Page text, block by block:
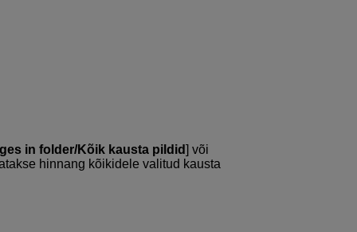
in folder/Kõik kausta pildid] või
hinnang kõikidele valitud kausta